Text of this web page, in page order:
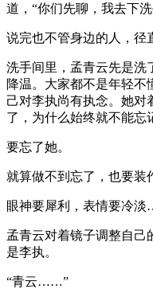
道，“你们先聊，我去下
说完也不管身边的人，径
洗手间里，孟青云先是洗
降温。大家都不是年轻不
己对李执尚有执念。她对
了，为什么始终就不能忘
要忘了她。
就算做不到忘了，也要装
眼神要犀利，表情要冷
孟青云对着镜子调整自己
是李执。
“青云……”